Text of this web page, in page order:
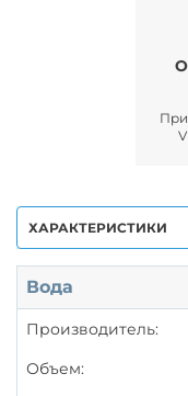
ХАРАКТЕРИСТИКИ
Вода
Производитель:
Объем: